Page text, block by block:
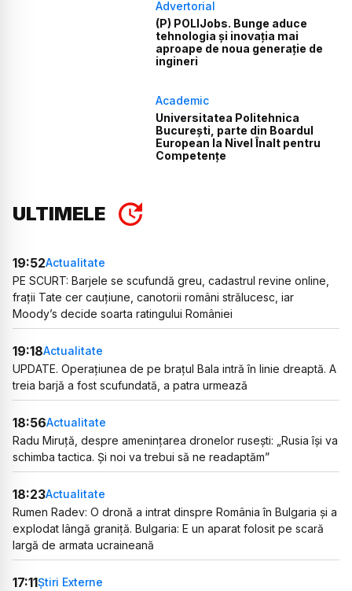
Advertorial
(P) POLIJobs. Bunge aduce
tehnologia și inovația mai
aproape de noua generație de
ingineri
Academic
Universitatea Politehnica
București, parte din Boardul
European la Nivel Înalt pentru
Competențe
ULTIMELE
19:52Actualitate
PE SCURT: Barjele se scufundă greu, cadastrul revine online,
frații Tate cer cauțiune, canotorii români strălucesc, iar
Moody’s decide soarta ratingului României
19:18Actualitate
UPDATE. Operațiunea de pe brațul Bala intră în linie dreaptă. A
treia barjă a fost scufundată, a patra urmează
18:56Actualitate
Radu Miruță, despre amenințarea dronelor rusești: „Rusia își va
schimba tactica. Și noi va trebui să ne readaptăm”
18:23Actualitate
Rumen Radev: O dronă a intrat dinspre România în Bulgaria și a
explodat lângă graniță. Bulgaria: E un aparat folosit pe scară
largă de armata ucraineană
17:11Știri Externe